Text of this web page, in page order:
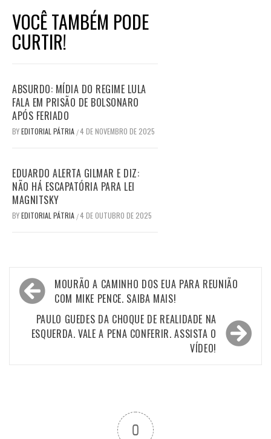
VOCÊ TAMBÉM PODE
CURTIR!
ABSURDO: MÍDIA DO REGIME LULA
FALA EM PRISÃO DE BOLSONARO
APÓS FERIADO
BYEDITORIAL PÁTRIA /4 DE NOVEMBRO DE 2025
EDUARDO ALERTA GILMAR E DIZ:
NÃO HÁ ESCAPATÓRIA PARA LEI
MAGNITSKY
BYEDITORIAL PÁTRIA /4 DE OUTUBRO DE 2025
Navegação
de
Post
MOURÃO A CAMINHO DOS EUA PARA REUNIÃO
COM MIKE PENCE. SAIBA MAIS!
PAULO GUEDES DA CHOQUE DE REALIDADE NA
ESQUERDA. VALE A PENA CONFERIR. ASSISTA O
VÍDEO!
0